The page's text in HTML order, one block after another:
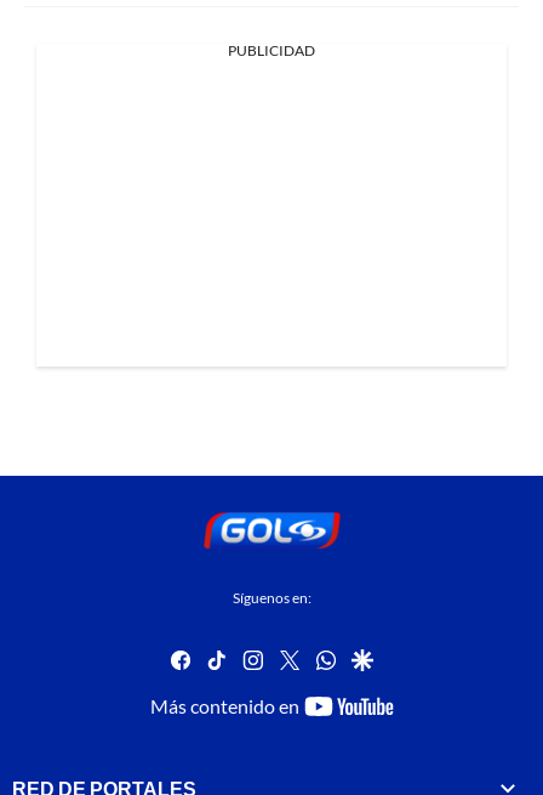
PUBLICIDAD
Síguenos en:
facebook
tiktok instagram
twitterwhatsapp
google
Más contenido en
youtube-
RED DE PORTALES